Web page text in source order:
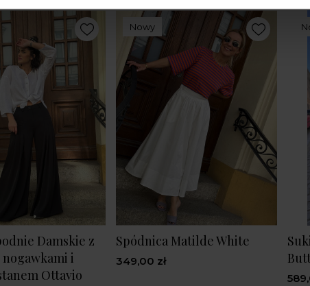
Damskie z
i
Ottavio
Nowy
Spódnica Matilde White
349,00 zł